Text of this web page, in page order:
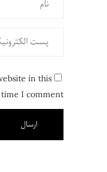
in this
I comment.